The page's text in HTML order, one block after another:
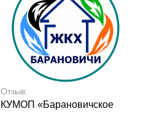
Отзыв:
КУМОП «Барановичское